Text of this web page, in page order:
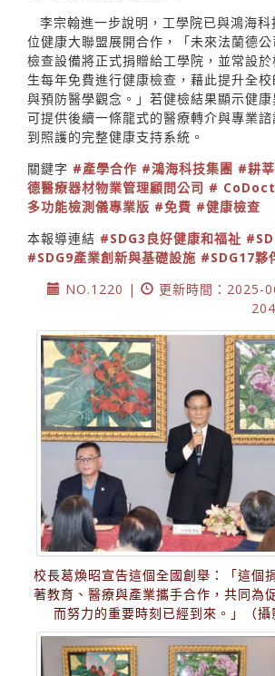
李宗翰進一步說明，工學院已與鴻海
位健康大聯盟展開合作，「未來法蘭德
檢查設備將正式捐贈給工學院，並常設
生每年免費進行健康檢查，藉此提升全
與預防醫學觀念。」若健檢結果顯示健
可提供後續一條龍式的醫療轉介與專業
到照護的完整健康支持系統。
關鍵字 #產學合作 #鴻海科技集團 #耕
德醫療器材物業管理顧問公司 #
多功能檢測儀專業版 #免費 #健康檢查
本報導連結 #SDG3良好健康和福祉
#SDG9產業創新與基礎設施 #SDG17夥
NO.1220 |
更新時間：2025-
校長葛煥昭宣告這個全國創舉：「這個
著教育、醫療與產業攜手合作，共同為
而努力的重要時刻已經到來。」（攝